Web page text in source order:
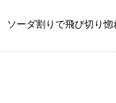
ーダ割りで飛び切り惚